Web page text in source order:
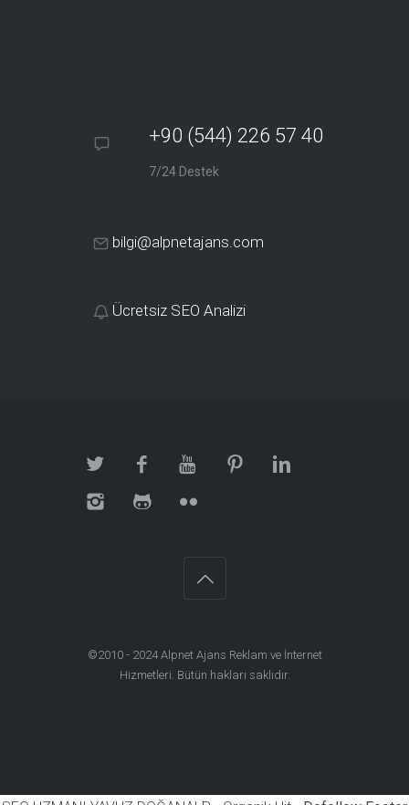
+90 (544) 226 57 40
7/24 Destek
bilgi@alpnetajans.com
Ücretsiz SEO Analizi
©2010 - 2024Alpnet Ajans Reklam ve İnternet
Hizmetleri . Bütün hakları saklıdır.